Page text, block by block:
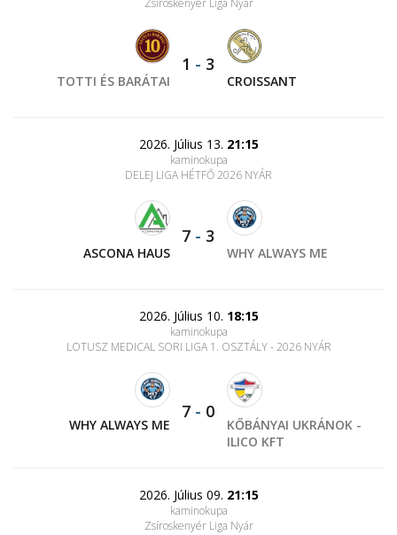
Zsíroskenyér Liga Nyár
TOTTI ÉS BARÁTAI
1 - 3
CROISSANT
2026. Július 13. 21:15
kaminokupa
DELEJ LIGA HÉTFŐ 2026 NYÁR
ASCONA HAUS
7 - 3
WHY ALWAYS ME
2026. Július 10. 18:15
kaminokupa
LOTUSZ MEDICAL SORI LIGA 1. OSZTÁLY - 2026 NYÁR
WHY ALWAYS ME
7 - 0
KŐBÁNYAI UKRÁNOK -
ILICO KFT
2026. Július 09. 21:15
kaminokupa
Zsíroskenyér Liga Nyár